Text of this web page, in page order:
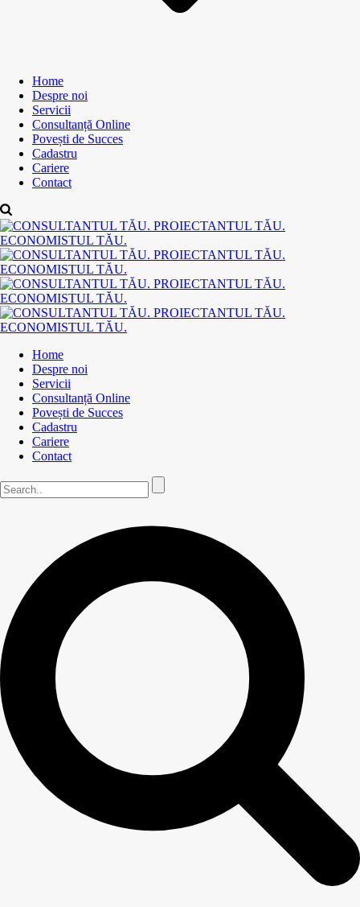
Home
Despre noi
Servicii
Consultanță Online
Povești de Succes
Cadastru
Cariere
Contact
Home
Despre noi
Servicii
Consultanță Online
Povești de Succes
Cadastru
Cariere
Contact